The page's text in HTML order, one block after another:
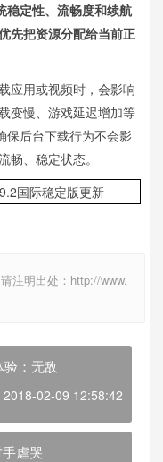
稳定性、流畅度和续航
先把资源分配给当前正
应用或视频时，会影响
变慢、游戏延迟增加等
保后台下载行为不会影
畅、稳定状态。
注明出处：http://www.
：无敌
2018-02-09 12:58:42
虐哭